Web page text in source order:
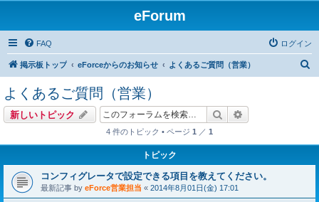
eForum
FAQ ログイン
掲示板トップ eForceからのお知らせ よくあるご質問（営業）
よくあるご質問（営業）
新しいトピック 検索
4 件のトピック • ページ 1 ／ 1
トピック
コンフィグレータで設定できる項目を教えてください。
最新記事 by eForce営業担当 « 2014年8月01日(金) 17:01